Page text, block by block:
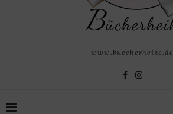
www.buecherheike.de